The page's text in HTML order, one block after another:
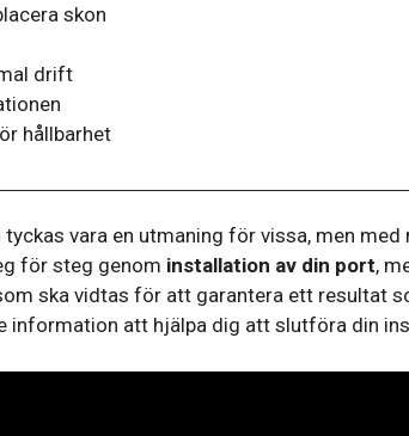
skon
drift
hållbarhet
tyckas vara en utmaning för vissa, men
för steg genom installation av din port,
ska vidtas för att garantera ett resultat
information att hjälpa dig att slutföra din